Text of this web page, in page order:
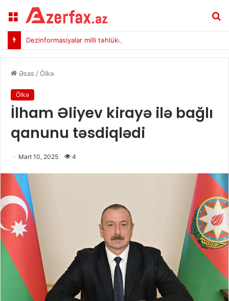
Menu
Dezinformasiyalar milli təhlükəsizliyə açıq təhdiddir
Əsas /Ölkə
Ölkə
İlham Əliyev kirayə ilə bağlı
qanunu təsdiqlədi
Mart 10, 2025 4